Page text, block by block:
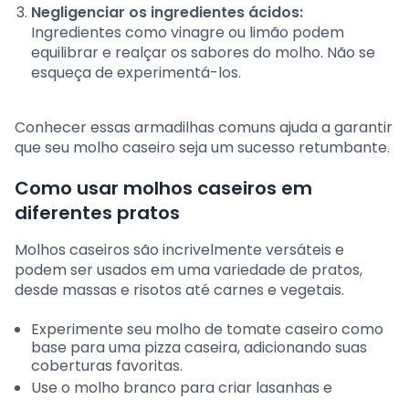
Negligenciar os ingredientes ácidos:
Ingredientes como vinagre ou limão podem
equilibrar e realçar os sabores do molho. Não se
esqueça de experimentá-los.
Conhecer essas armadilhas comuns ajuda a garantir
que seu molho caseiro seja um sucesso retumbante.
Como usar molhos caseiros em
diferentes pratos
Molhos caseiros são incrivelmente versáteis e
podem ser usados em uma variedade de pratos,
desde massas e risotos até carnes e vegetais.
Experimente seu molho de tomate caseiro como
base para uma pizza caseira, adicionando suas
coberturas favoritas.
Use o molho branco para criar lasanhas e